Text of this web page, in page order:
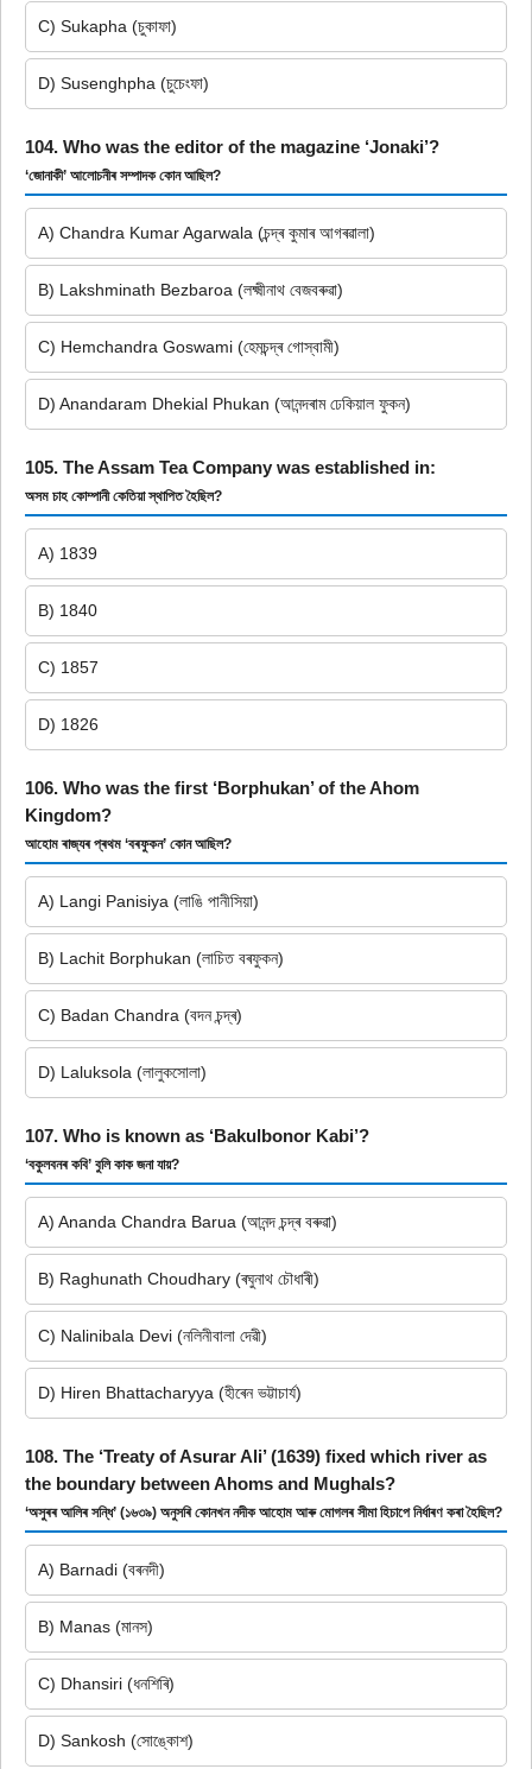
C) Sukapha (চুকাফা)
D) Susenghpha (চুচেংফা)
104. Who was the editor of the magazine ‘Jonaki’?
‘জোনাকী’ আলোচনীৰ সম্পাদক কোন আছিল?
A) Chandra Kumar Agarwala (চন্দ্ৰ কুমাৰ আগৰৱালা)
B) Lakshminath Bezbaroa (লক্ষ্মীনাথ বেজবৰুৱা)
C) Hemchandra Goswami (হেমচন্দ্ৰ গোস্বামী)
D) Anandaram Dhekial Phukan (আনন্দৰাম ঢেকিয়াল ফুকন)
105. The Assam Tea Company was established in:
অসম চাহ কোম্পানী কেতিয়া স্থাপিত হৈছিল?
A) 1839
B) 1840
C) 1857
D) 1826
106. Who was the first ‘Borphukan’ of the Ahom
Kingdom?
আহোম ৰাজ্যৰ প্ৰথম ‘বৰফুকন’ কোন আছিল?
A) Langi Panisiya (লাঙি পানীসিয়া)
B) Lachit Borphukan (লাচিত বৰফুকন)
C) Badan Chandra (বদন চন্দ্ৰ)
D) Laluksola (লালুকসোলা)
107. Who is known as ‘Bakulbonor Kabi’?
‘বকুলবনৰ কবি’ বুলি কাক জনা যায়?
A) Ananda Chandra Barua (আনন্দ চন্দ্ৰ বৰুৱা)
B) Raghunath Choudhary (ৰঘুনাথ চৌধাৰী)
C) Nalinibala Devi (নলিনীবালা দেৱী)
D) Hiren Bhattacharyya (হীৰেন ভট্টাচাৰ্য)
108. The ‘Treaty of Asurar Ali’ (1639) fixed which river as
the boundary between Ahoms and Mughals?
‘অসুৰৰ আলিৰ সন্ধি’ (১৬৩৯) অনুসৰি কোনখন নদীক আহোম আৰু মোগলৰ সীমা হিচাপে নিৰ্ধাৰণ কৰা হৈছিল?
A) Barnadi (বৰনদী)
B) Manas (মানস)
C) Dhansiri (ধনশিৰি)
D) Sankosh (সোঙ্কোশ)